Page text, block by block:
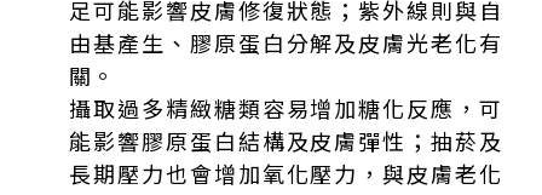
足可能影響皮膚修復狀態；紫外線則與自
由基產生、膠原蛋白分解及皮膚光老化有
關。
攝取過多精緻糖類容易增加糖化反應，可
能影響膠原蛋白結構及皮膚彈性；抽菸及
長期壓力也會增加氧化壓力，與皮膚老化